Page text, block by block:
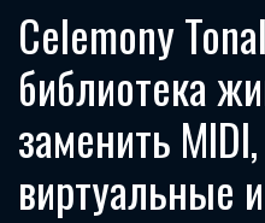
Celemony
библиотека
заменить
виртуальные